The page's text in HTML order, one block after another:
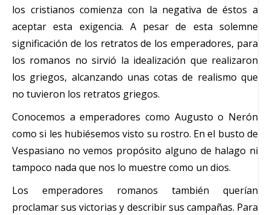
los cristianos comienza con la negativa de éstos a
aceptar esta exigencia. A pesar de esta solemne
significación de los retratos de los emperadores, para
los romanos no sirvió la idealización que realizaron
los griegos, alcanzando unas cotas de realismo que
no tuvieron los retratos griegos.
Conocemos a emperadores como Augusto o Nerón
como si les hubiésemos visto su rostro. En el busto de
Vespasiano no vemos propósito alguno de halago ni
tampoco nada que nos lo muestre como un dios.
Los emperadores romanos también querían
proclamar sus victorias y describir sus campañas. Para